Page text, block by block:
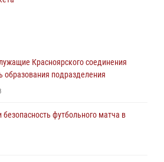
соединения Росгвардии
Красноярского соединения
Росгвардии отметила 68-ю
Красноярского соединения
образования подразделения
футбольного матча в